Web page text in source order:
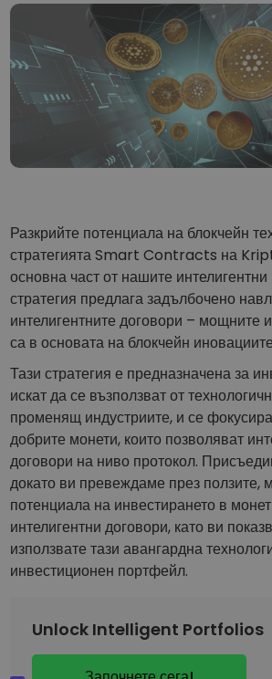
...днес щеше да струва
Интелигентни портфолиа
Интелигентен начин за инвестиране в
Kriptomat Портфейл
Сигурен и опростен портфейл за
Инвестиционен изследовател
Намери своята крипто стратегия
Трезор
Спестете криптовалута за вашето
Повтаряща се печалба
Редовно планирани инвестиции (DCA)
Сигнали за цените
Разглеждане на активи
Открийте възможности за инвестиции
Анализ на портфолио
Интелигентни прозрения за оптималнo
Разкрийте потенциала на блокчейн
стратегията Smart Contracts на
основна част от нашите
стратегия предлага задълбочено
интелигентните договори – мощните
са в основата на блокчейн
Тази стратегия е предназначена за
искат да се възползват от
променящ индустриите, и се
добрите монети, които позволяват
договори на ниво протокол.
докато ви превеждаме през ползите,
потенциала на инвестирането в
интелигентни договори, като ви
използвате тази авангардна
инвестиционен портфейл.
Unlock Intelligent Portfolios